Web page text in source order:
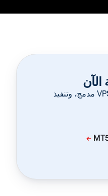
‏21 إطارًا زمنيًا، وسيرفر VPS مدمج، وتنفيذ